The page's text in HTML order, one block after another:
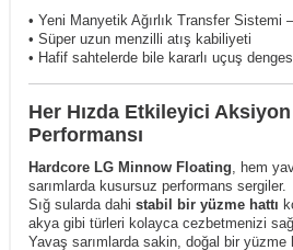
• Yeni Manyetik Ağırlık Transfer Sistemi
• Süper uzun menzilli atış kabiliyeti
• Hafif sahtelerde bile kararlı uçuş
Her Hızda Etkileyici
Performansı
Hardcore LG Minnow Floating , hem
sarımlarda kusursuz performans sergiler.
Sığ sularda dahi stabil bir yüzme hattı
akya gibi türleri kolayca cezbetmenizi
Yavaş sarımlarda sakin, doğal bir yüzme